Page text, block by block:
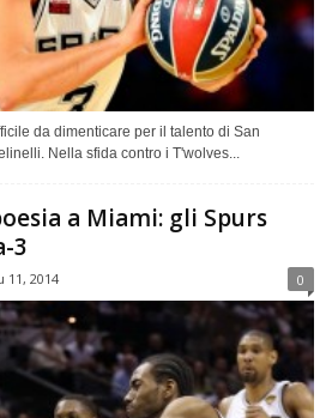
da dimenticare per il talento di San
Nella sfida contro i T'wolves...
a Miami: gli Spurs
3
11, 2014 0